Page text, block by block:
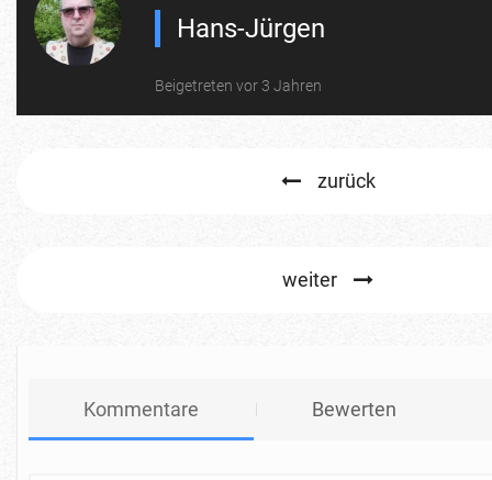
Hans-Jürgen
Beigetreten vor 3 Jahren
zurück
weiter
Kommentare Bewerten